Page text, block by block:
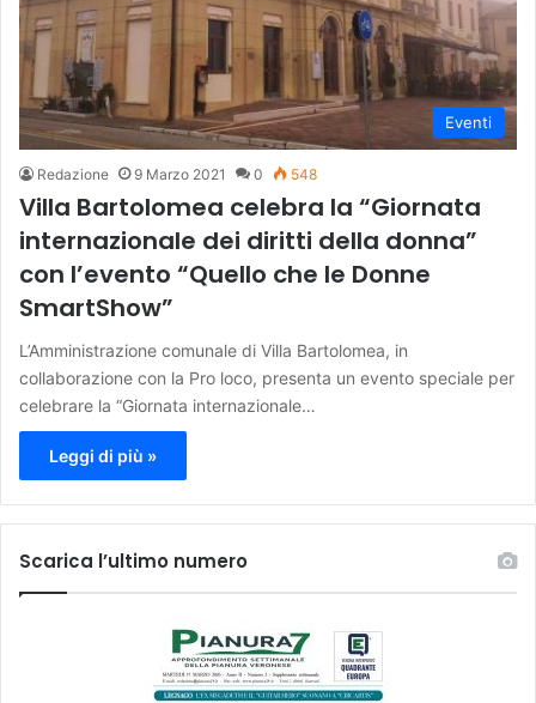
Eventi
Redazione 9 Marzo 2021 0 548
Villa Bartolomea celebra la “Giornata
internazionale dei diritti della donna”
con l’evento “Quello che le Donne
SmartShow”
L’Amministrazione comunale di Villa Bartolomea, in
collaborazione con la Pro loco, presenta un evento speciale per
celebrare la “Giornata internazionale…
Leggi di più »
Scarica l’ultimo numero